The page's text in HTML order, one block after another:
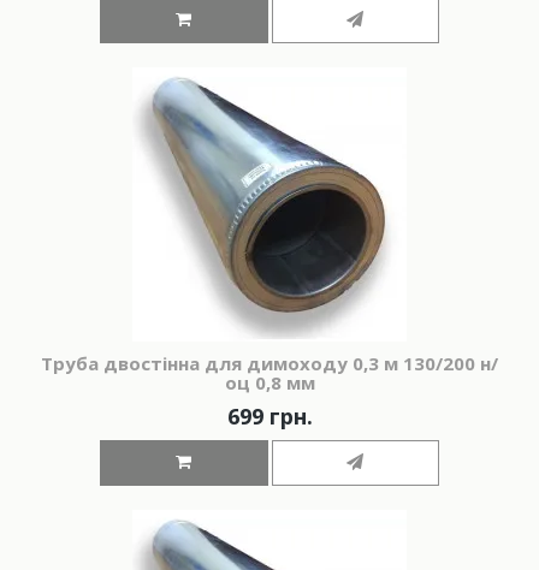
Труба двостінна для димоходу 0,3 м 130/200 н/
оц 0,8 мм
699 грн.